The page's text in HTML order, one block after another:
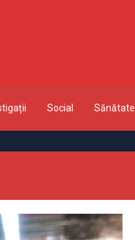
Social Sănătate